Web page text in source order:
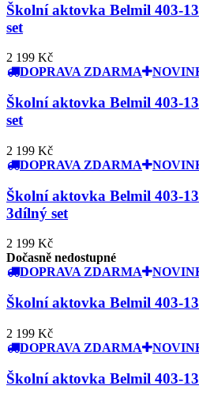
Školní aktovka Belmil 403-
set
2 199 Kč
DOPRAVA ZDARMA
Školní aktovka Belmil 403-
set
2 199 Kč
DOPRAVA ZDARMA
Školní aktovka Belmil 403-
3dílný set
2 199 Kč
Dočasně nedostupné
DOPRAVA ZDARMA
Školní aktovka Belmil 403-
2 199 Kč
DOPRAVA ZDARMA
Školní aktovka Belmil 403-